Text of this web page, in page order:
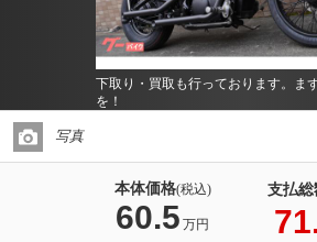
下取り・買取も行っております。ま
を！
写真
本体価格(税込)
60.5 万円
支払総